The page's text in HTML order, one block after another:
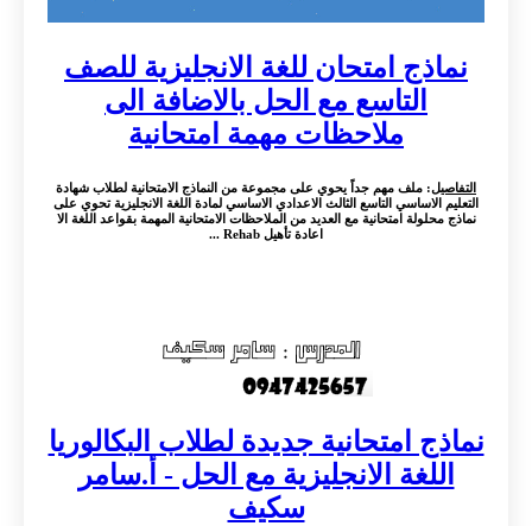
نماذج امتحان للغة الانجليزية للصف
التاسع مع الحل بالاضافة الى
ملاحظات مهمة امتحانية
التفاصيل: ملف مهم جداً يحوي على مجموعة من النماذج الامتحانية لطلاب شهادة
التعليم الاساسي التاسع الثالث الاعدادي الاساسي لمادة اللغة الانجليزية تحوي على
نماذج محلولة امتحانية مع العديد من الملاحظات الامتحانية المهمة بقواعد اللغة الا
اعادة تأهيل Rehab ...
نماذج امتحانية جديدة لطلاب البكالوريا
اللغة الانجليزية مع الحل - أ.سامر
سكيف